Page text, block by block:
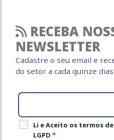
RECEBA
NEWSLETTER
Cadastre o seu email e
do setor a cada quinze dias.
Li e Aceito os termos
LGPD *